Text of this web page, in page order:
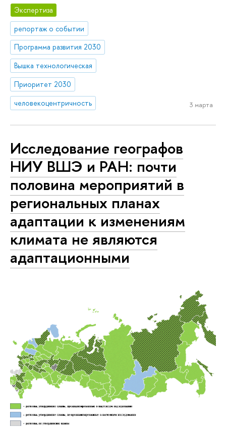
Экспертиза
репортаж о событии
Программа развития 2030
Вышка технологическая
Приоритет 2030
человекоцентричность
3 марта
Исследование географов
НИУ ВШЭ и РАН: почти
половина мероприятий в
региональных планах
адаптации к изменениям
климата не являются
адаптационными